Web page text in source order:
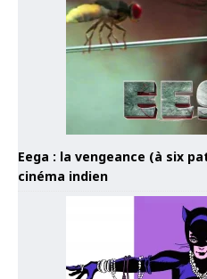
Eega : la vengeance (à six
cinéma indien